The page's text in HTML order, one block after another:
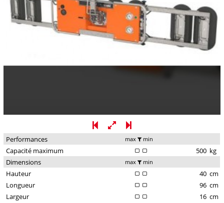
Performances max min
Capacité maximum 500 kg
Dimensions
max min
Hauteur 40 cm
Longueur
96 cm
Largeur
16 cm